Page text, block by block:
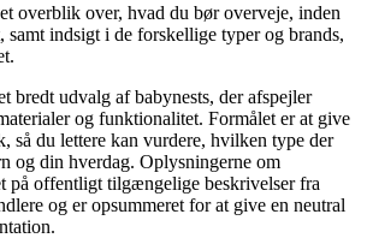
overblik over, hvad du bør overveje, inden
samt indsigt i de forskellige typer og brands,
bredt udvalg af babynests, der afspejler
og funktionalitet. Formålet er at give
så du lettere kan vurdere, hvilken type der
og din hverdag. Oplysningerne om
på offentligt tilgængelige beskrivelser fra
og er opsummeret for at give en neutral